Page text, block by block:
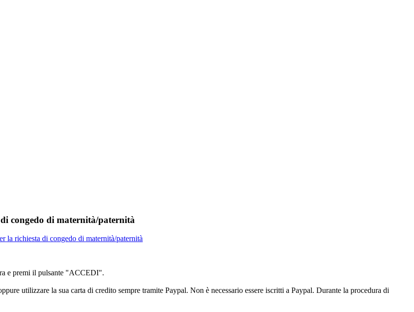
congedo di maternità/paternità
la richiesta di congedo di maternità/paternità
e premi il pulsante "ACCEDI".
utilizzare la sua carta di credito sempre tramite Paypal. Non è necessario essere iscritti a Paypal. Durante la procedura di